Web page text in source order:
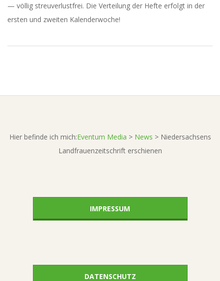
— völ­lig streu­ver­lust­frei. Die Ver­tei­lung der Hef­te erfolgt in der
ers­ten und zwei­ten Kalenderwoche!
Hier befinde ich mich:Eventum Media > News > Niedersachsens
Landfrauenzeitschrift erschienen
IMPRESSUM
DATENSCHUTZ